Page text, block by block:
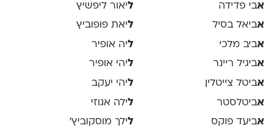
אבי פדידה
אביאל בסיל
אביב מלכי
אביגיל ריינר
אביטל צייטלין
אביטלסטר
אביעד פוקס
ליאור ליפשיץ
ליאת פופוביץ
ליה אופיר
ליהי אופיר
ליהי יעקב
לילה אגוזי
לילך מוסקוביץ'